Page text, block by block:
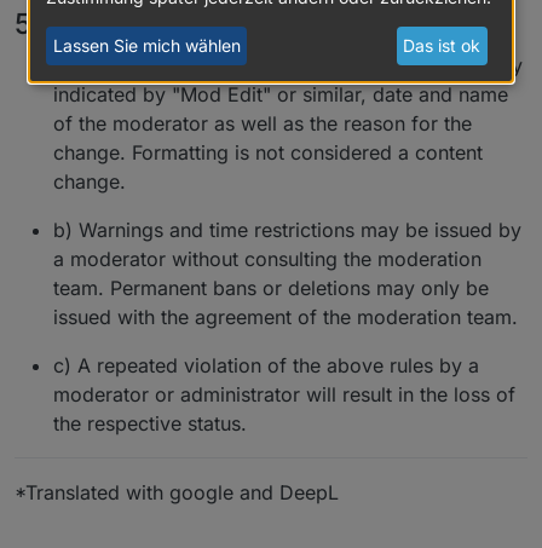
5. Moderation
a) Changes to the content of a post must be clearly
indicated by "Mod Edit" or similar, date and name
of the moderator as well as the reason for the
change. Formatting is not considered a content
change.
b) Warnings and time restrictions may be issued by
a moderator without consulting the moderation
team. Permanent bans or deletions may only be
issued with the agreement of the moderation team.
c) A repeated violation of the above rules by a
moderator or administrator will result in the loss of
the respective status.
*Translated with google and DeepL
Lassen Sie mich wählen Das ist ok